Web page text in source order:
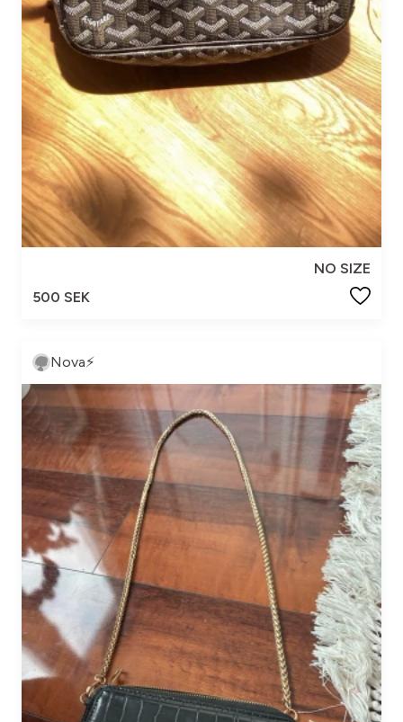
NO SIZE
500 SEK
Nova⚡️